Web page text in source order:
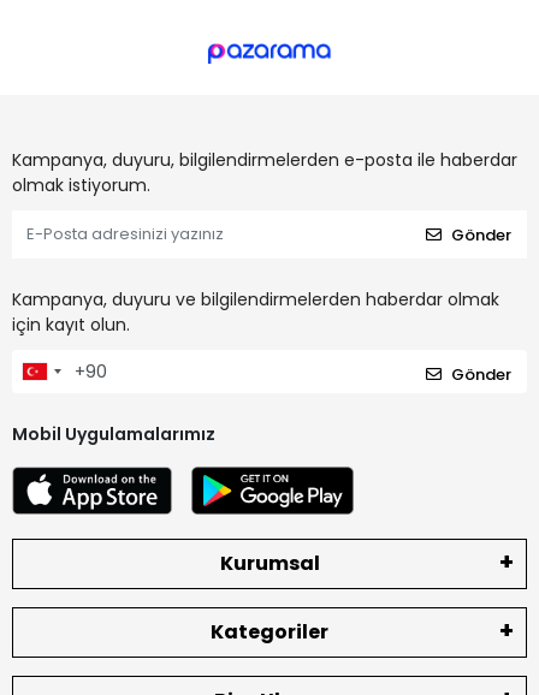
Kampanya, duyuru, bilgilendirmelerden e-posta ile haberdar
olmak istiyorum.
Gönder
Kampanya, duyuru ve bilgilendirmelerden haberdar olmak
için kayıt olun.
Gönder
Mobil Uygulamalarımız
Kurumsal
Kategoriler